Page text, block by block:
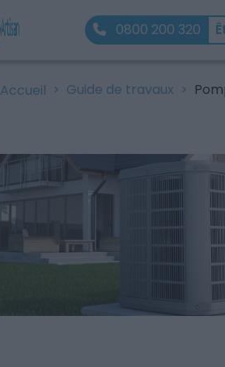
0800 200 320
Accueil Guide de travaux